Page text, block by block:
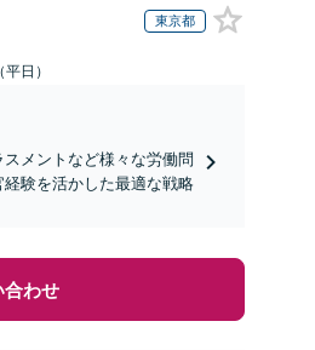
東京都
日）
メントなど様々な労働問
験を活かした最適な戦略
合わせ